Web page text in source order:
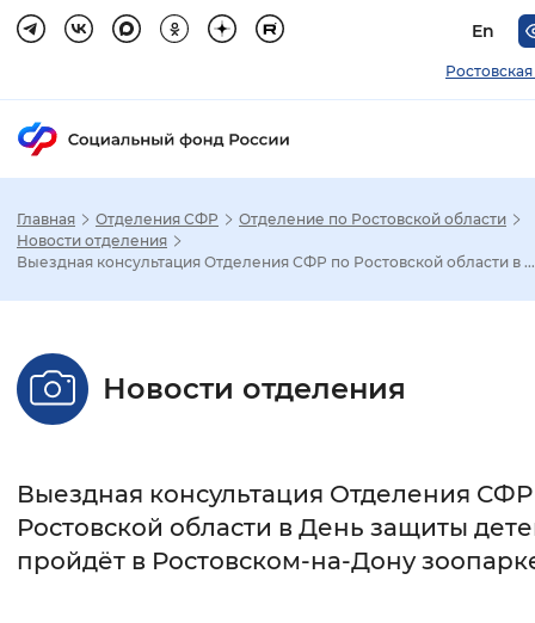
En
Настройка режима отображения
Стандартный Увеличенный
Без засечек
Интервал между буквами
Главная Отделения СФР
Отделение по Ростовской области
Новости отделения
Выездная консультация Отделения СФР по Ростовской области в ...
Новости отделения
Выездная консультация Отделения
Ростовской области в День защиты
пройдёт в Ростовском-на-Дону